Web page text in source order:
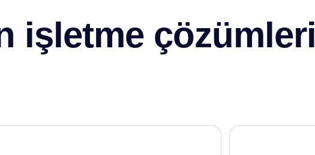
işletme çözümleri